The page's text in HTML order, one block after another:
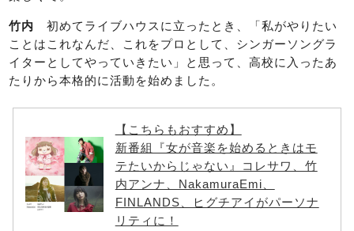
竹内 初めてライブハウスに立ったとき、「私がやりたい
ことはこれなんだ、これをプロとして、シンガーソングラ
イターとしてやっていきたい」と思って、高校に入ったあ
たりから本格的に活動を始めました。
【こちらもおすすめ】
新番組『女が音楽を始めるときはモ
テたいからじゃない』コレサワ、竹
内アンナ、NakamuraEmi、
FINLANDS、ヒグチアイがパーソナ
リティに！